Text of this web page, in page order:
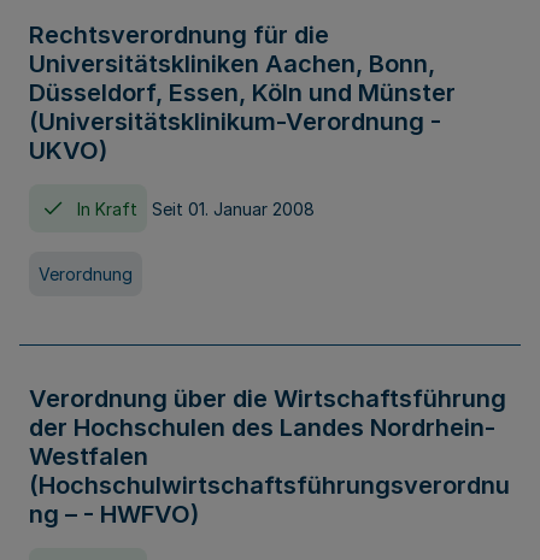
Rechtsverordnung für die
Universitätskliniken Aachen, Bonn,
Düsseldorf, Essen, Köln und Münster
(Universitätsklinikum-Verordnung -
UKVO)
In Kraft Seit 01. Januar 2008
Verordnung
Verordnung über die Wirtschaftsführung
der Hochschulen des Landes Nordrhein-
Westfalen
(Hochschulwirtschaftsführungsverordnu
ng – - HWFVO)